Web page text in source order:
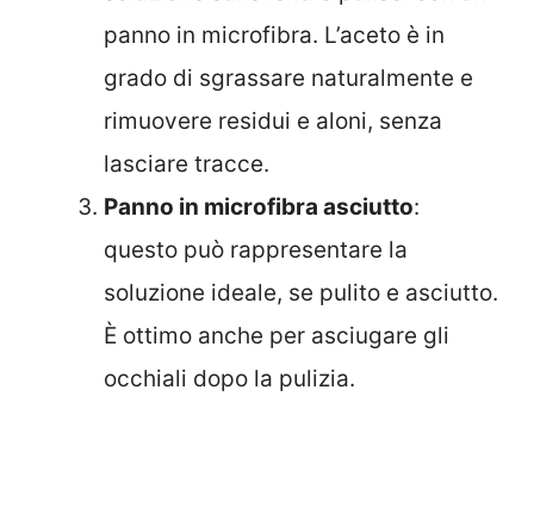
panno in microfibra. L’aceto è in
grado di sgrassare naturalmente e
rimuovere residui e aloni, senza
lasciare tracce.
Panno in microfibra asciutto:
questo può rappresentare la
soluzione ideale, se pulito e asciutto.
È ottimo anche per asciugare gli
occhiali dopo la pulizia.